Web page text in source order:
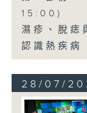
15:00)
濕疹、脫痣
認識熱疾病
28/07/